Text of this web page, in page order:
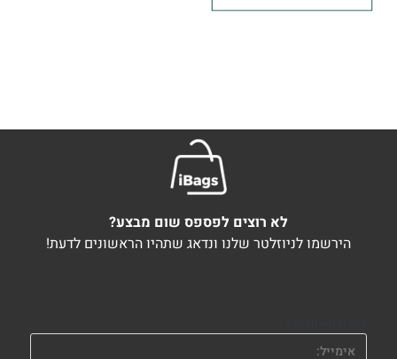
לא רוצים לפספס שום מבצע?
הירשמו לניוזלטר שלנו ונדאג שתהיו הראשונים לדעת!